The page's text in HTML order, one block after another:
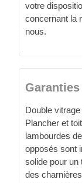
votre
concernant la
nous.
Garanties
Double
Plancher et
lambourdes
opposés sont
solide pour
des